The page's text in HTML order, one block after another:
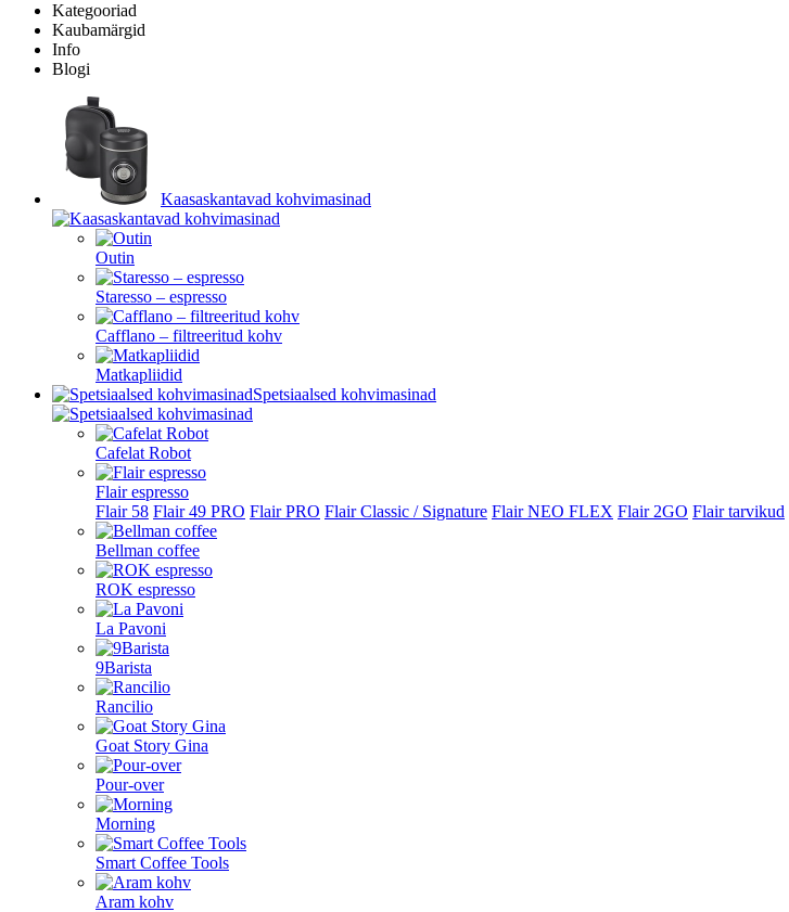
Kategooriad
Kaubamärgid
Info
Blogi
Kaasaskantavad kohvimasinad
Outin
Staresso – espresso
Cafflano – filtreeritud kohv
Matkapliidid
Spetsiaalsed kohvimasinad
Cafelat Robot
Flair espresso
Flair 58 Flair 49 PRO Flair PRO Flair Classic / Signature Flair NEO FLEX Flair 2GO Flair tarvikud
Bellman coffee
ROK espresso
La Pavoni
9Barista
Rancilio
Goat Story Gina
Pour-over
Morning
Smart Coffee Tools
Aram kohv